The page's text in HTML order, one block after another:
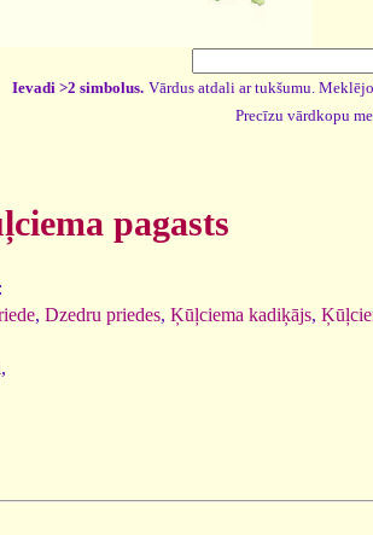
Ievadi >2 simbolus. Vārdus atdali ar tukšumu.
Precīzu vārdkopu
pagasts
, Dzedru priedes, Ķūļciema kadiķājs,
,